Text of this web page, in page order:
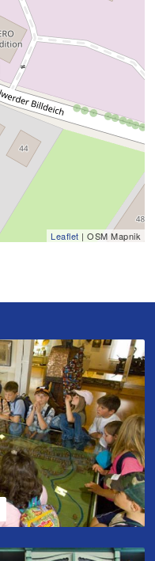
Leaflet | OSM Mapnik